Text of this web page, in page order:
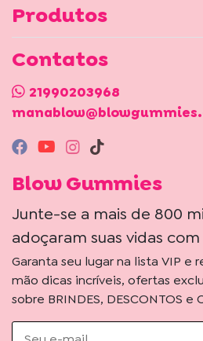
Contatos
21990203968
Produtos
Blow Gummies
Junte-se a mais de 800
adoçaram suas vidas
Garanta seu lugar na lista VIP e
mão dicas incríveis, ofertas
sobre BRINDES, DESCONTOS e